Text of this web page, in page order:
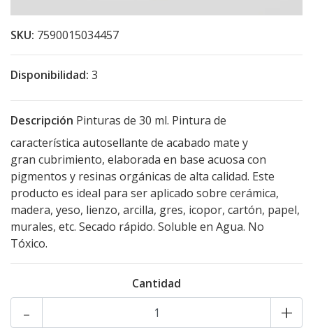
SKU: 7590015034457
Disponibilidad: 3
Descripción Pinturas de 30 ml. Pintura de
característica autosellante de acabado mate y
gran cubrimiento, elaborada en base acuosa con
pigmentos y resinas orgánicas de alta calidad. Este
producto es ideal para ser aplicado sobre cerámica,
madera, yeso, lienzo, arcilla, gres, icopor, cartón, papel,
murales, etc. Secado rápido. Soluble en Agua. No
Tóxico.
Cantidad
+
-